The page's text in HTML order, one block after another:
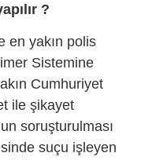
?
en yakın polis
Sistemine
Cumhuriyet
ile şikayet
soruşturulması
suçu işleyen